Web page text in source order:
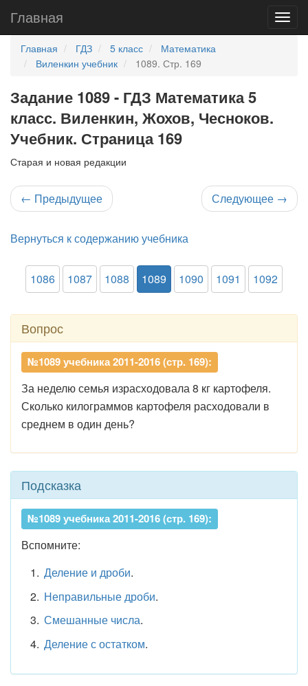
Главная
Главная ГДЗ 5 класс
Математика
Виленкин учебник
1089. Стр. 169
Задание 1089 - ГДЗ Математика 5
класс. Виленкин, Жохов, Чесноков.
Учебник. Страница 169
Старая и новая редакции
← Предыдущее Следующее →
Вернуться к содержанию учебника
1086 1087 1088 1089 1090 1091 1092
Вопрос
№1089 учебника 2011-2016 (стр. 169):
За неделю семья израсходовала 8 кг картофеля.
Сколько килограммов картофеля расходовали в
среднем в один день?
Подсказка
№1089 учебника 2011-2016 (стр. 169):
Вспомните:
Деление и дроби.
Неправильные дроби.
Смешанные числа.
Деление с остатком.